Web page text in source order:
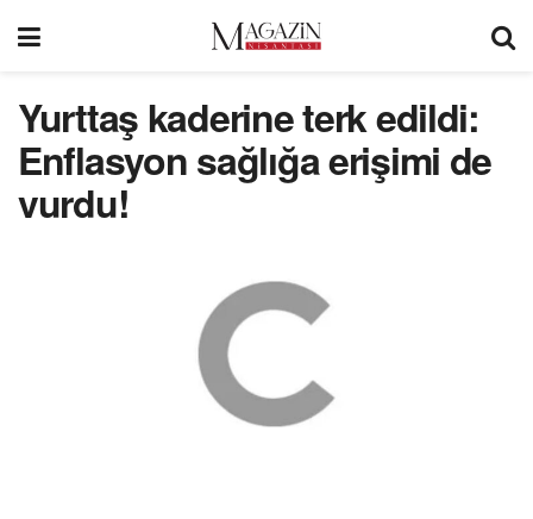
Yurttaş kaderine terk edildi:
Enflasyon sağlığa erişimi de
vurdu!